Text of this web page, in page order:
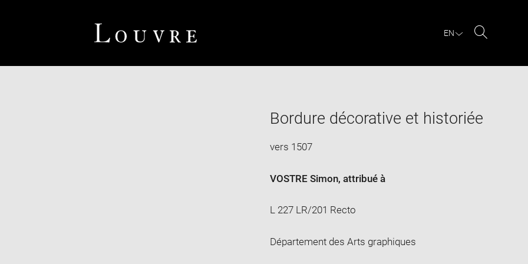
EN
Bordure décorative et historiée
vers 1507
VOSTRE Simon, attribué à
L 227 LR/201 Recto
Département des Arts graphiques